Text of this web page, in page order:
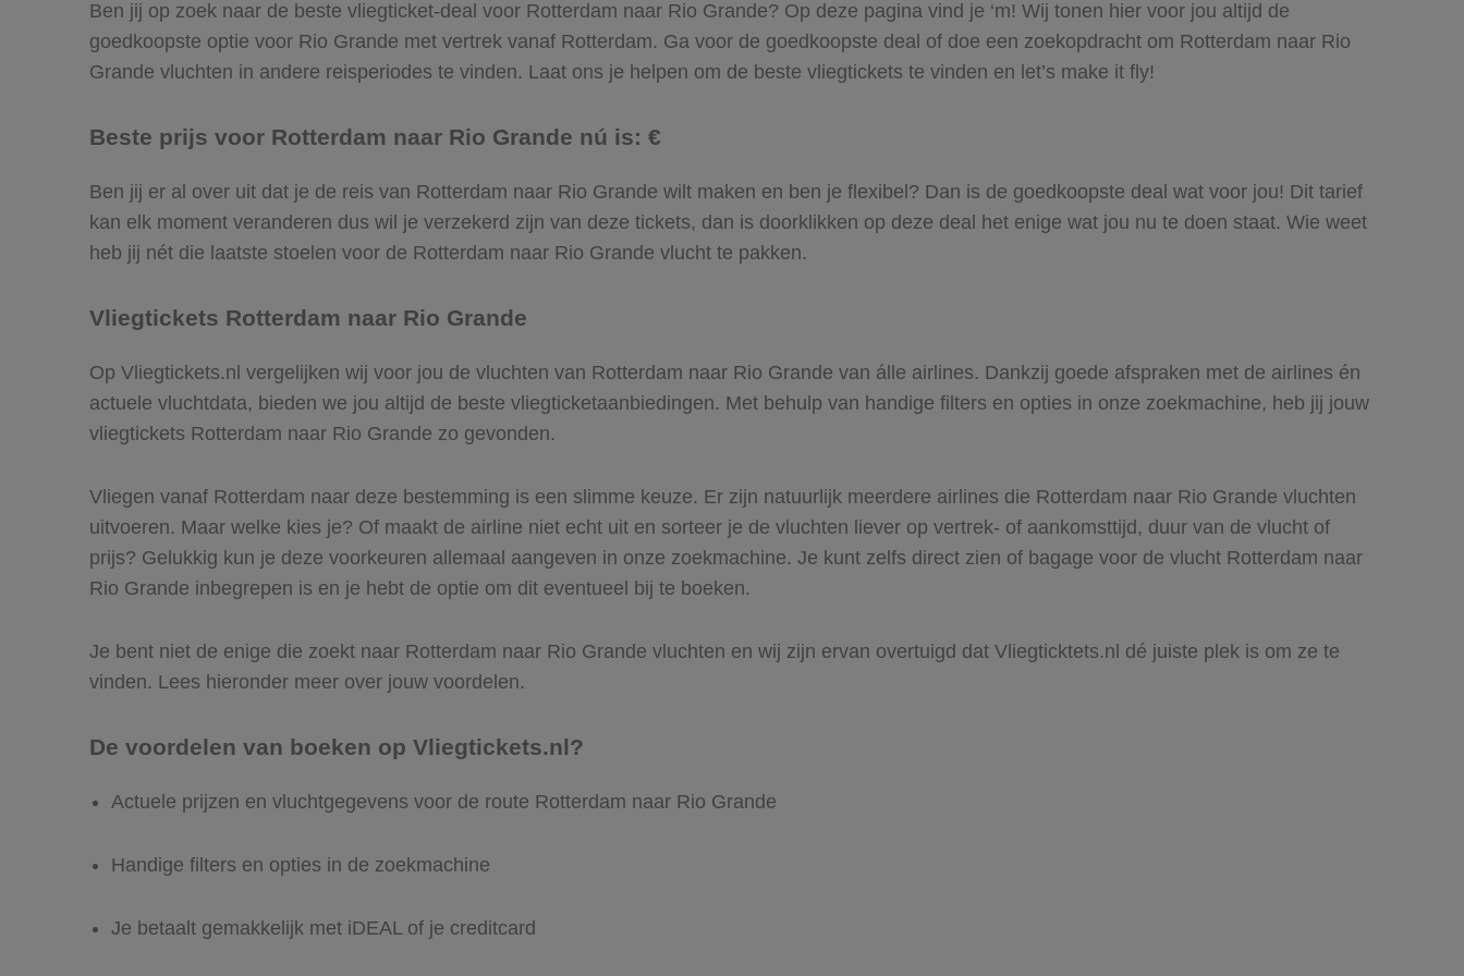
Ben jij op zoek naar de beste vliegticket-deal voor Rotterdam naar Rio Grande? Op deze pagina vind je ‘m! Wij tonen hier voor jou altijd de
goedkoopste optie voor Rio Grande met vertrek vanaf Rotterdam. Ga voor de goedkoopste deal of doe een zoekopdracht om Rotterdam naar Rio
Grande vluchten in andere reisperiodes te vinden. Laat ons je helpen om de beste vliegtickets te vinden en let’s make it fly!
Beste prijs voor Rotterdam naar Rio Grande nú is: €
Ben jij er al over uit dat je de reis van Rotterdam naar Rio Grande wilt maken en ben je flexibel? Dan is de goedkoopste deal wat voor jou! Dit tarief
kan elk moment veranderen dus wil je verzekerd zijn van deze tickets, dan is doorklikken op deze deal het enige wat jou nu te doen staat. Wie weet
heb jij nét die laatste stoelen voor de Rotterdam naar Rio Grande vlucht te pakken.
Vliegtickets Rotterdam naar Rio Grande
Op Vliegtickets.nl vergelijken wij voor jou de vluchten van Rotterdam naar Rio Grande van álle airlines. Dankzij goede afspraken met de airlines én
actuele vluchtdata, bieden we jou altijd de beste vliegticketaanbiedingen. Met behulp van handige filters en opties in onze zoekmachine, heb jij jouw
vliegtickets Rotterdam naar Rio Grande zo gevonden.
Vliegen vanaf Rotterdam naar deze bestemming is een slimme keuze. Er zijn natuurlijk meerdere airlines die Rotterdam naar Rio Grande vluchten
uitvoeren. Maar welke kies je? Of maakt de airline niet echt uit en sorteer je de vluchten liever op vertrek- of aankomsttijd, duur van de vlucht of
prijs? Gelukkig kun je deze voorkeuren allemaal aangeven in onze zoekmachine. Je kunt zelfs direct zien of bagage voor de vlucht Rotterdam naar
Rio Grande inbegrepen is en je hebt de optie om dit eventueel bij te boeken.
Je bent niet de enige die zoekt naar Rotterdam naar Rio Grande vluchten en wij zijn ervan overtuigd dat Vliegticktets.nl dé juiste plek is om ze te
vinden. Lees hieronder meer over jouw voordelen.
De voordelen van boeken op Vliegtickets.nl?
Actuele prijzen en vluchtgegevens voor de route Rotterdam naar Rio Grande
Handige filters en opties in de zoekmachine
Je betaalt gemakkelijk met iDEAL of je creditcard